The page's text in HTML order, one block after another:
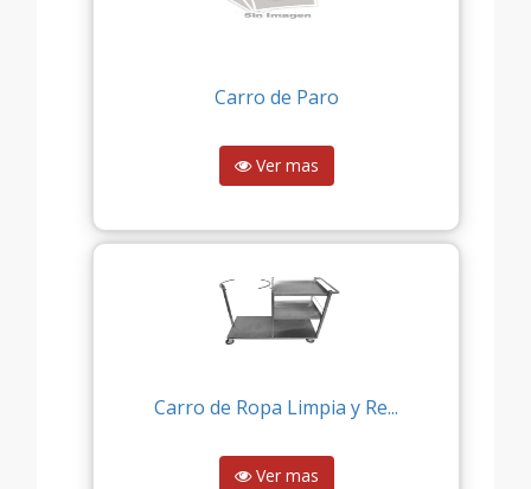
Carro de Paro
Ver mas
Carro de Ropa Limpia y Re...
Ver mas